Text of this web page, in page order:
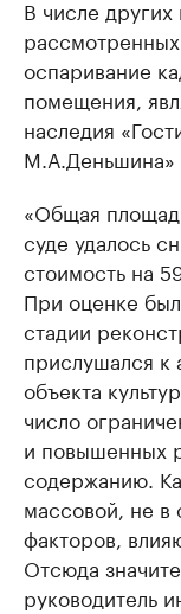
В числе других
оспаривание
помещения,
наследия
М.А.Деньшина»
«Общая
суде удалось
стоимость на
При оценке
стадии
прислушался к
объекта
число
и повышенных
содержанию.
массовой, не в
факторов,
Отсюда
руководитель